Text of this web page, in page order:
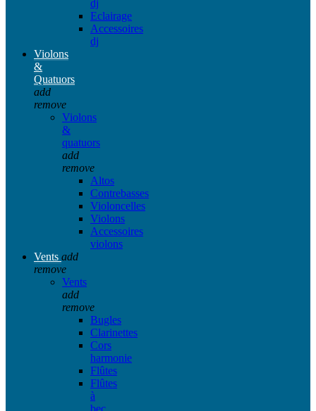
dj
Eclairage
Accessoires
dj
Violons
&
Quatuors
add
remove
Violons
&
quatuors
add
remove
Altos
Contrebasses
Violoncelles
Violons
Accessoires
violons
Vents add
remove
Vents
add
remove
Bugles
Clarinettes
Cors
harmonie
Flûtes
Flûtes
à
bec